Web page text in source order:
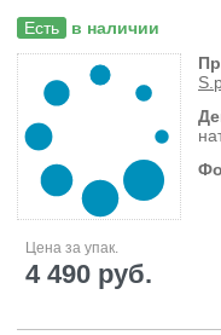
Есть в наличии
Цена за упак.
4 490 руб.